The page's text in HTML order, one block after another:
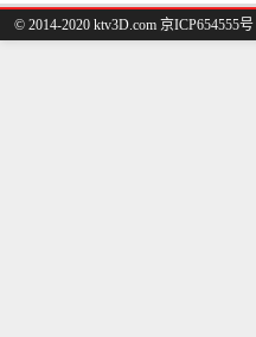
© 2014-2020 ktv3D.com 京ICP654555号 |